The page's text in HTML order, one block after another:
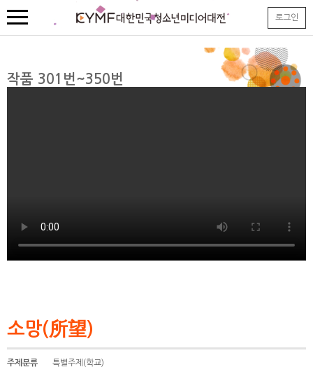
로그인
작품 301번~350번
소망(所望)
주제분류 특별주제(학교)